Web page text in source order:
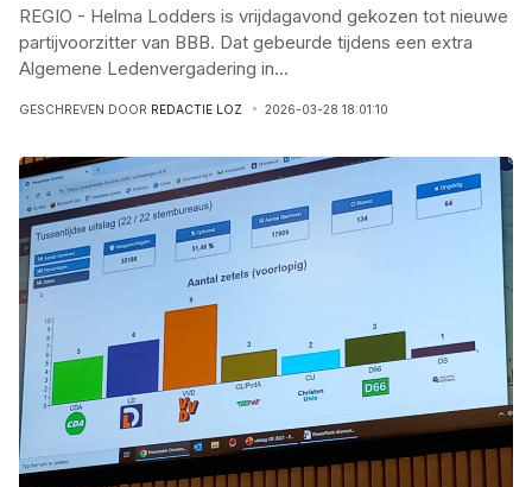
REGIO - Helma Lodders is vrijdagavond gekozen tot nieuwe
partijvoorzitter van BBB. Dat gebeurde tijdens een extra
Algemene Ledenvergadering in...
GESCHREVEN DOOR REDACTIE LOZ 2026-03-28 18:01:10